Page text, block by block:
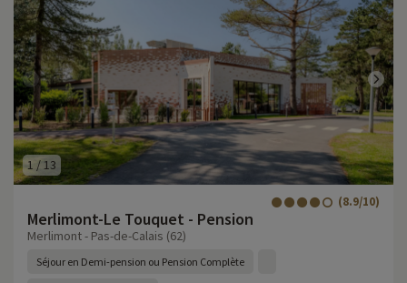
1 / 13
Merlimont-Le Touquet - Pension
(8.9/10)
Merlimont - Pas-de-Calais (62)
Séjour en Demi-pension ou Pension Complète